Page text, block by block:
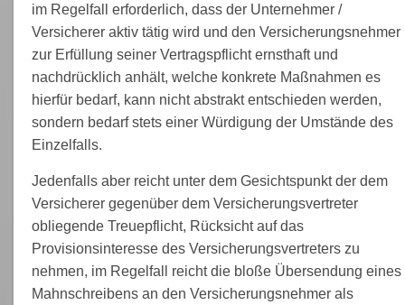
im Regelfall erforderlich, dass der Unternehmer /
Versicherer aktiv tätig wird und den Versicherungsnehmer
zur Erfüllung seiner Vertragspflicht ernsthaft und
nachdrücklich anhält, welche konkrete Maßnahmen es
hierfür bedarf, kann nicht abstrakt entschieden werden,
sondern bedarf stets einer Würdigung der Umstände des
Einzelfalls.
Jedenfalls aber reicht unter dem Gesichtspunkt der dem
Versicherer gegenüber dem Versicherungsvertreter
obliegende Treuepflicht, Rücksicht auf das
Provisionsinteresse des Versicherungsvertreters zu
nehmen, im Regelfall reicht die bloße Übersendung eines
Mahnschreibens an den Versicherungsnehmer als